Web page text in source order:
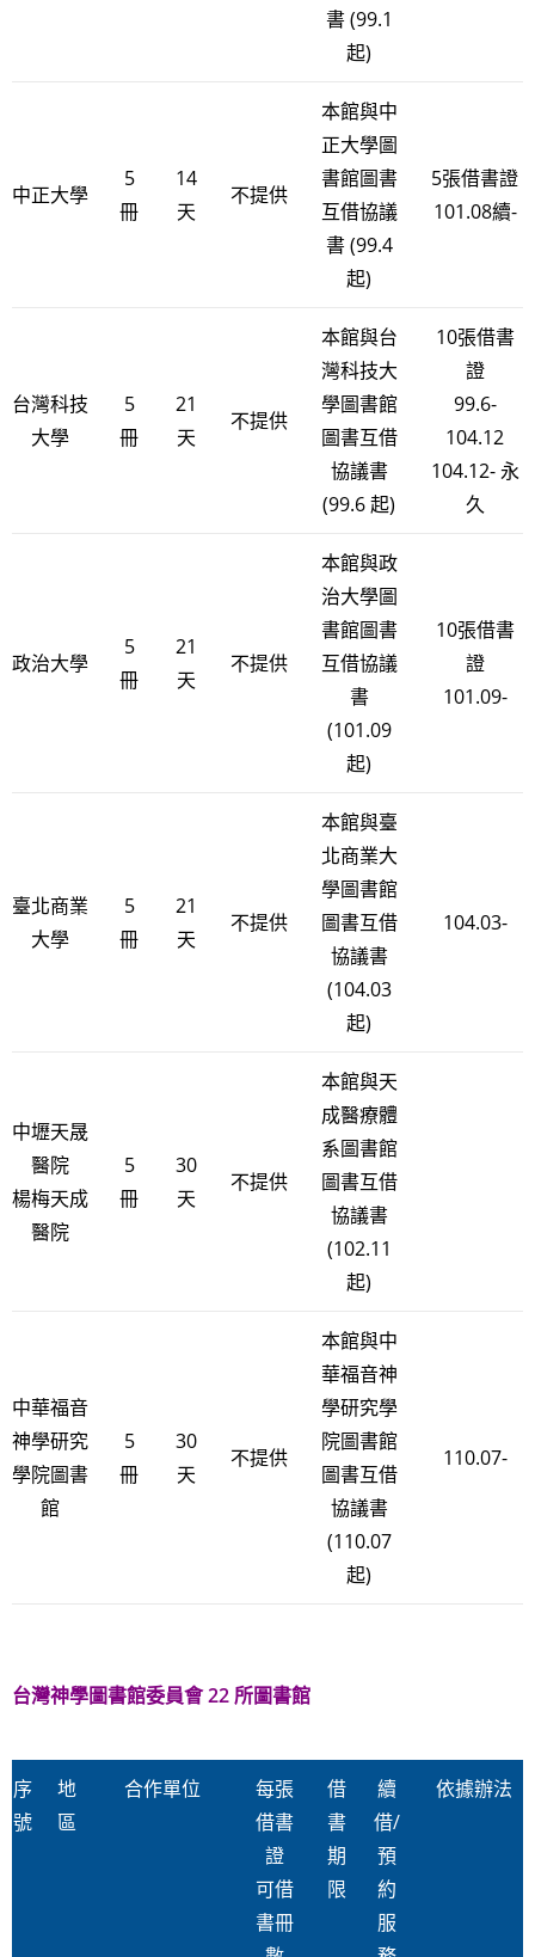
書 (99.1
起)
中正大學
5
冊
14
天
不提供
本館與中
正大學圖
書館圖書
互借協議
書 (99.4
起)
5張借書證
101.08續-
台灣科技
大學
5
冊
21
天
不提供
本館與台
灣科技大
學圖書館
圖書互借
協議書
(99.6 起)
10張借書
證
99.6-
104.12
104.12- 永
久
政治大學
5
冊
21
天
不提供
本館與政
治大學圖
書館圖書
互借協議
書
(101.09
起)
10張借書
證
101.09-
臺北商業
大學
5
冊
21
天
不提供
本館與臺
北商業大
學圖書館
圖書互借
協議書
(104.03
起)
104.03-
中壢天晟
醫院
楊梅天成
醫院
5
冊
30
天
不提供
本館與天
成醫療體
系圖書館
圖書互借
協議書
(102.11
起)
中華福音
神學研究
學院圖書
館
5
冊
30
天
不提供
本館與中
華福音神
學研究學
院圖書館
圖書互借
協議書
(110.07
起)
110.07-
台灣神學圖書館委員會 22 所圖書館
序
號
地
區
合作單位
每張
借書
證
可借
書冊
借
書
期
限
續
借/
預
約
服
依據辦法